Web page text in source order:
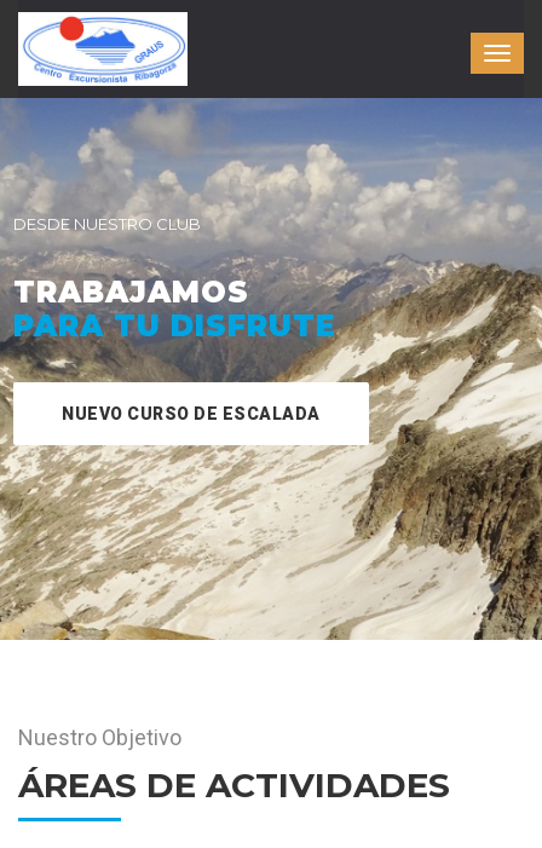
DESDE NUESTRO CLUB
TRABAJAMOS
PARA TU DISFRUTE
NUEVO CURSO DE ESCALADA
Nuestro Objetivo
ÁREAS DE ACTIVIDADES